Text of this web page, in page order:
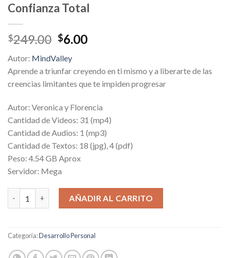
Confianza Total
$249.00 Original
was:
$249.00.
$6.00Current
$6.00.
Autor: MindValley
Aprende a triunfar creyendo en ti mismo y a liberarte de las
creencias limitantes que te impiden progresar
Autor: Veronica y Florencia
Cantidad de Videos: 31 (mp4)
Cantidad de Audios: 1 (mp3)
Cantidad de Textos: 18 (jpg), 4 (pdf)
Peso: 4.54 GB Aprox
Servidor: Mega
Confianza Total cantidadAÑADIR AL CARRITO
Categoría:Desarrollo Personal